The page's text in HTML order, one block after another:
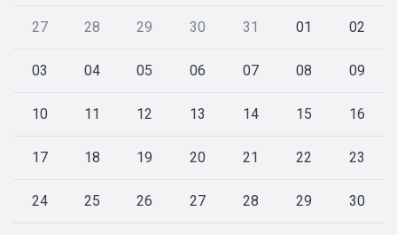
27 28 29 30 31 01 02
03 04 05 06 07 08 09
10 11 12 13 14 15 16
17 18 19 20 21 22 23
24 25 26 27 28 29 30